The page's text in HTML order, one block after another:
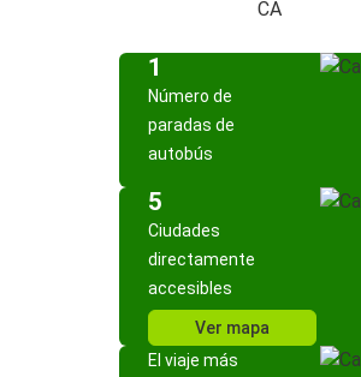
CA
1
Número de
paradas de
autobús
5
Ciudades
directamente
accesibles
Ver mapa
El viaje más